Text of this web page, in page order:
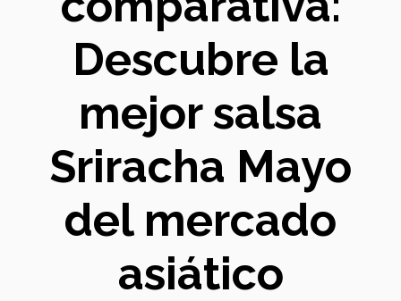
Descubre la
mejor salsa
Sriracha Mayo
del mercado
asiático